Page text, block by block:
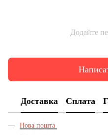
Додайте
Доставка Сплата
Нова пошта